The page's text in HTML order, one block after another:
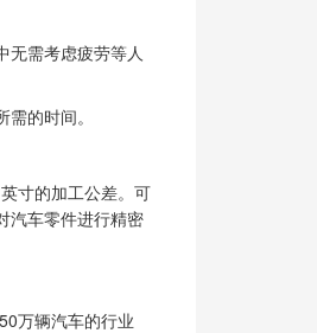
无需考虑疲劳等人
的时间。
寸的加工公差。可
汽车零件进行精密
万辆汽车的行业